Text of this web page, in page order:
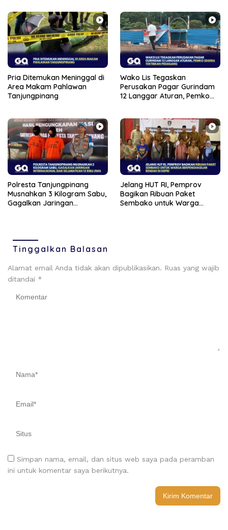
Pria Ditemukan Meninggal di
Area Makam Pahlawan
Tanjungpinang
Wako Lis Tegaskan
Perusakan Pagar Gurindam
12 Langgar Aturan, Pemko
Polresta Tanjungpinang
Musnahkan 3 Kilogram Sabu,
Gagalkan Jaringan
Jelang HUT RI, Pemprov
Bagikan Ribuan Paket
Sembako untuk Warga
Tinggalkan Balasan
Alamat email Anda tidak akan dipublikasikan. Ruas yang wajib
ditandai *
Simpan nama, email, dan situs web saya pada peramban
ini untuk komentar saya berikutnya.